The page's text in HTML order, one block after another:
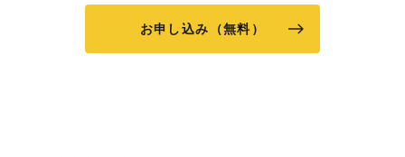
お申し込み（無料）